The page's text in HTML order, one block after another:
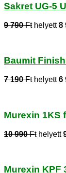
Sakret UG-5
9 790 Fthelyett8
Baumit
7 190 Fthelyett6
Murexin 1KS
10 990 Fthelyett
Murexin KPF